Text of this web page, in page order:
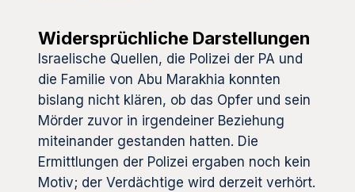
Widersprüchliche Darstellungen
Israelische Quellen, die Polizei der PA und
die Familie von Abu Marakhia konnten
bislang nicht klären, ob das Opfer und sein
Mörder zuvor in irgendeiner Beziehung
miteinander gestanden hatten. Die
Ermittlungen der Polizei ergaben noch kein
Motiv; der Verdächtige wird derzeit verhört.